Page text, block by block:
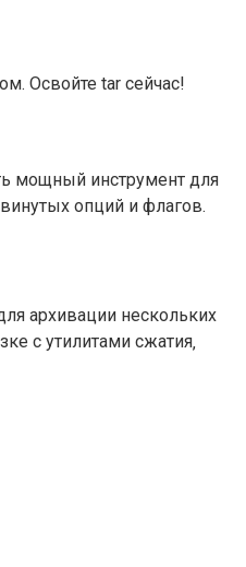
Освойте tar сейчас!
мощный инструмент для
опций и флагов.
архивации нескольких
с утилитами сжатия‚